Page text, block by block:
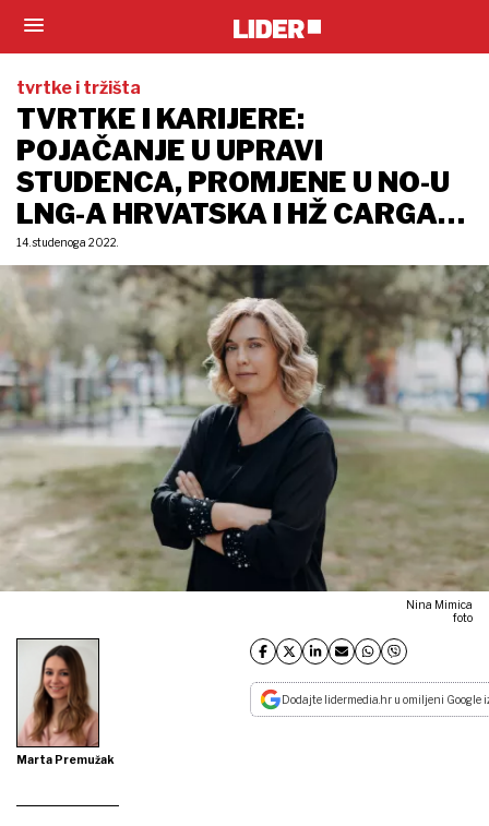
tvrtke i tržišta
TVRTKE I KARIJERE:
POJAČANJE U UPRAVI
STUDENCA, PROMJENE U NO-U
LNG-A HRVATSKA I HŽ CARGA…
14. studenoga 2022.
Nina Mimica
foto
Marta Premužak
Dodajte lidermedia.hr u omiljeni Google